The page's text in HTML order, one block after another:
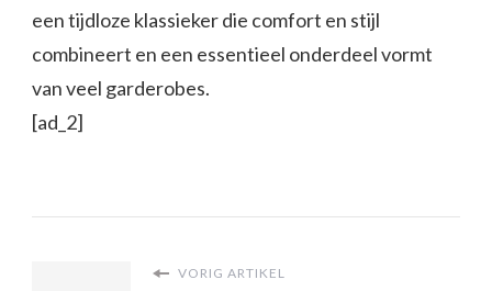
een tijdloze klassieker die comfort en stijl
combineert en een essentieel onderdeel vormt
van veel garderobes.
[ad_2]
VORIG ARTIKEL